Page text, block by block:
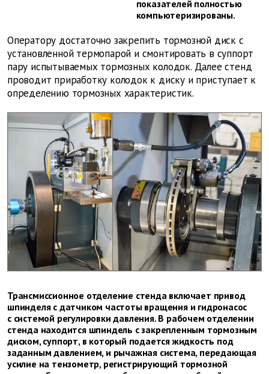
показателей полностью
компьютеризированы.
Оператору достаточно закрепить тормозной диск с
установленной термопарой и смонтировать в суппорт
пару испытываемых тормозных колодок. Далее стенд
проводит приработку колодок к диску и приступает к
определению тормозных характеристик.
Трансмиссионное отделение стенда включает привод
шпинделя с датчиком частоты вращения и гидронасос
с системой регулировки давления. В рабочем отделении
стенда находится шпиндель с закрепленным тормозным
диском, суппорт, в который подается жидкость под
заданным давлением, и рычажная система, передающая
усилие на тензометр, регистрирующий тормозной